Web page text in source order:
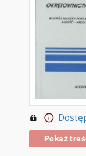
Pokaż